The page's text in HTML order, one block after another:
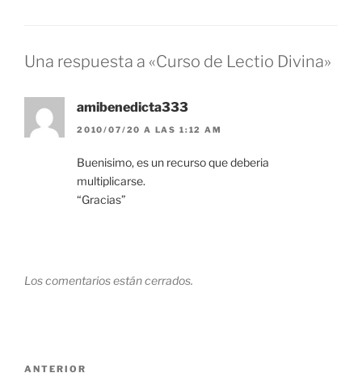
Una respuesta a «Curso de Lectio Divina»
amibenedicta333
2010/07/20 A LAS 1:12 AM
Buenisimo, es un recurso que deberia
multiplicarse.
“Gracias”
Los comentarios están cerrados.
ANTERIOR